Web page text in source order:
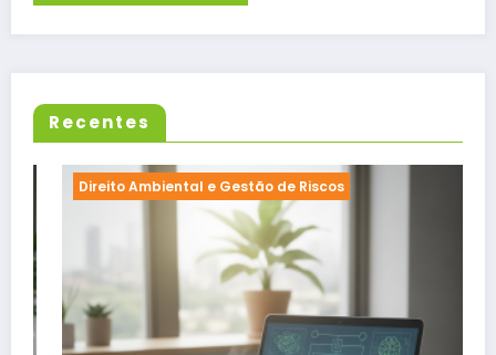
Recentes
Direito Ambiental e Gestão de Riscos